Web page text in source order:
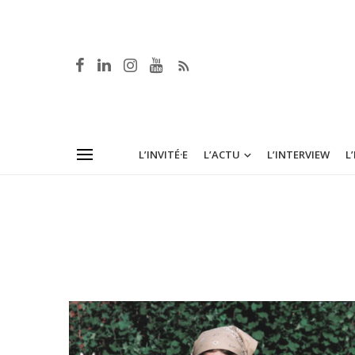
L’INVITÉ·E L’ACTU L’INTERVIEW